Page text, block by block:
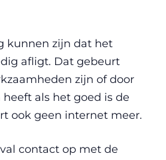
kunnen zijn dat het
afligt. Dat gebeurt
zijn of door
als het goed is de
ook geen internet meer.
contact op met de